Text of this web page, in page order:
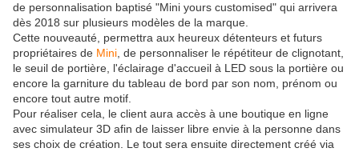
de personnalisation baptisé "Mini yours customised" qui arrivera
dès 2018 sur plusieurs modèles de la marque.
Cette nouveauté, permettra aux heureux détenteurs et futurs
propriétaires de Mini , de personnaliser le répétiteur de clignotant,
le seuil de portière, l'éclairage d'accueil à LED sous la portière ou
encore la garniture du tableau de bord par son nom, prénom ou
encore tout autre motif.
Pour réaliser cela, le client aura accès à une boutique en ligne
avec simulateur 3D afin de laisser libre envie à la personne dans
ses choix de création. Le tout sera ensuite directement créé via